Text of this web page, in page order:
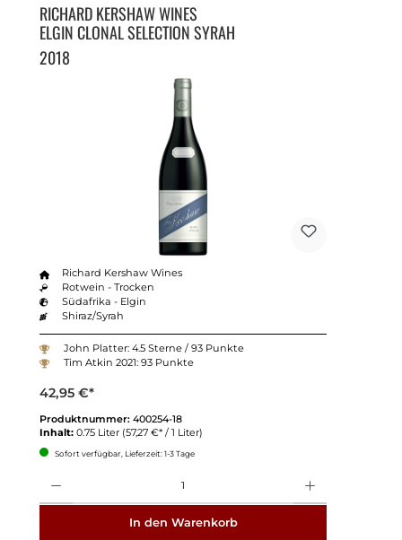
RICHARD KERSHAW WINES
ELGIN CLONAL SELECTION SYRAH
2018
Richard Kershaw Wines
Rotwein - Trocken
Südafrika - Elgin
Shiraz/Syrah
John Platter: 4.5 Sterne / 93 Punkte
Tim Atkin 2021: 93 Punkte
42,95 €*
Produktnummer: 400254-18
Inhalt: 0.75 Liter (57,27 €* / 1 Liter)
Sofort verfügbar, Lieferzeit: 1-3 Tage
In den Warenkorb